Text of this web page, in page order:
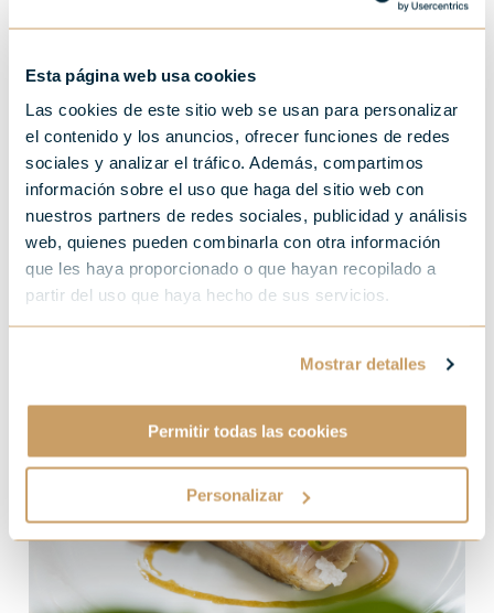
Esta página web usa cookies
Las cookies de este sitio web se usan para personalizar
el contenido y los anuncios, ofrecer funciones de redes
sociales y analizar el tráfico. Además, compartimos
información sobre el uso que haga del sitio web con
nuestros partners de redes sociales, publicidad y análisis
web, quienes pueden combinarla con otra información
que les haya proporcionado o que hayan recopilado a
partir del uso que haya hecho de sus servicios.
Mostrar detalles
Permitir todas las cookies
Personalizar
Des tempêtes, des porte-
avions et, chaque année,
entre juin et octobre, la
saison du thon, qui bat son
plein